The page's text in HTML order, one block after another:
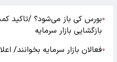
●بورس کی باز می‌شود؟ /تاکید
بازگشایی بازار سرمایه
●فعالان بازار سرمایه بخوانند/